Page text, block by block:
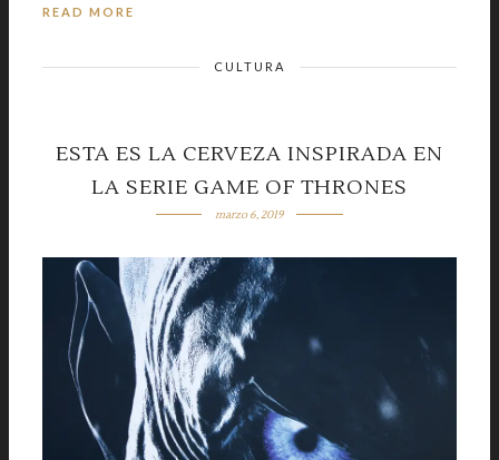
READ MORE
CULTURA
ESTA ES LA CERVEZA INSPIRADA EN
LA SERIE GAME OF THRONES
marzo 6, 2019